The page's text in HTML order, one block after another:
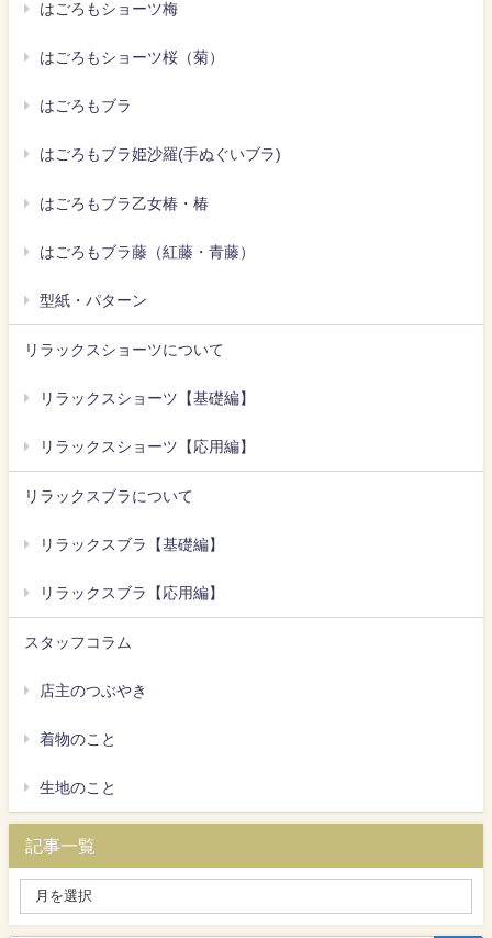
はごろもショーツ梅
はごろもショーツ桜（菊）
はごろもブラ
はごろもブラ姫沙羅(手ぬぐいブラ)
はごろもブラ乙女椿・椿
はごろもブラ藤（紅藤・青藤）
型紙・パターン
リラックスショーツについて
リラックスショーツ【基礎編】
リラックスショーツ【応用編】
リラックスブラについて
リラックスブラ【基礎編】
リラックスブラ【応用編】
スタッフコラム
店主のつぶやき
着物のこと
生地のこと
記事一覧